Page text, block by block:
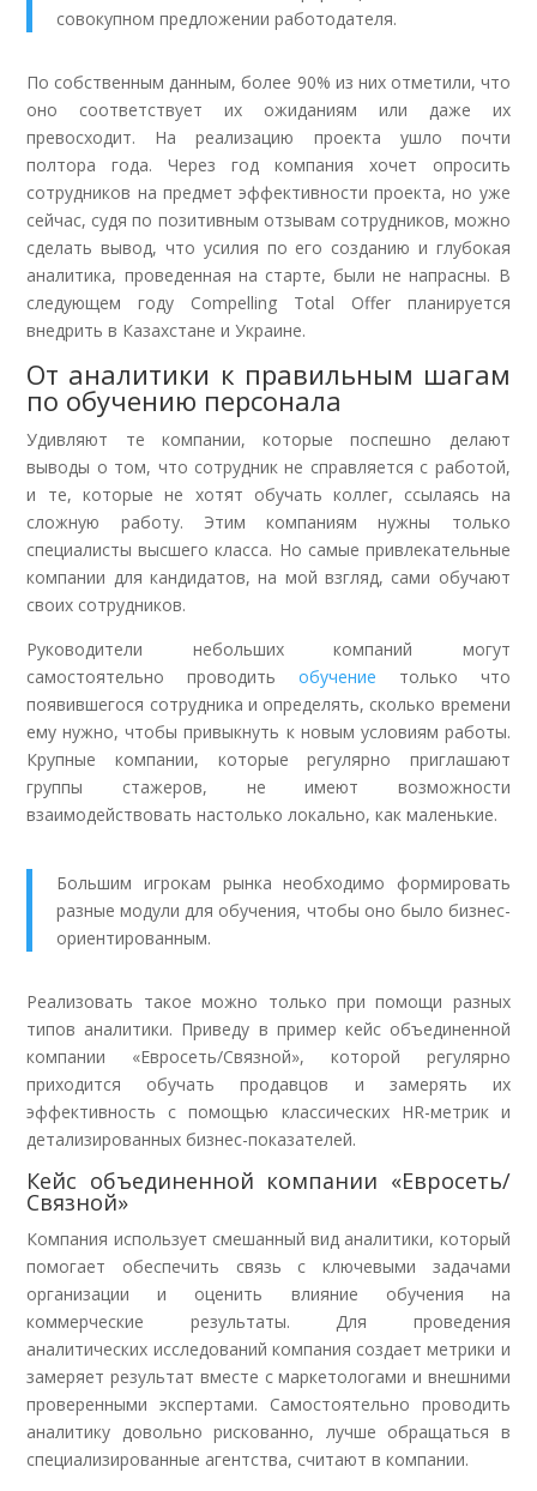
совокупном предложении работодателя.
По собственным данным, более 90% из них отметили, что
оно соответствует их ожиданиям или даже их
превосходит. На реализацию проекта ушло почти
полтора года. Через год компания хочет опросить
сотрудников на предмет эффективности проекта, но уже
сейчас, судя по позитивным отзывам сотрудников, можно
сделать вывод, что усилия по его созданию и глубокая
аналитика, проведенная на старте, были не напрасны. В
следующем году Compelling Total Offer планируется
внедрить в Казахстане и Украине.
От аналитики к правильным шагам
по обучению персонала
Удивляют те компании, которые поспешно делают
выводы о том, что сотрудник не справляется с работой,
и те, которые не хотят обучать коллег, ссылаясь на
сложную работу. Этим компаниям нужны только
специалисты высшего класса. Но самые привлекательные
компании для кандидатов, на мой взгляд, сами обучают
своих сотрудников.
Руководители небольших компаний могут
самостоятельно проводить обучение только что
появившегося сотрудника и определять, сколько времени
ему нужно, чтобы привыкнуть к новым условиям работы.
Крупные компании, которые регулярно приглашают
группы стажеров, не имеют возможности
взаимодействовать настолько локально, как маленькие.
Большим игрокам рынка необходимо формировать
разные модули для обучения, чтобы оно было бизнес-
ориентированным.
Реализовать такое можно только при помощи разных
типов аналитики. Приведу в пример кейс объединенной
компании «Евросеть/Связной», которой регулярно
приходится обучать продавцов и замерять их
эффективность с помощью классических HR-метрик и
детализированных бизнес-показателей.
Кейс объединенной компании «Евросеть/
Связной»
Компания использует смешанный вид аналитики, который
помогает обеспечить связь с ключевыми задачами
организации и оценить влияние обучения на
коммерческие результаты. Для проведения
аналитических исследований компания создает метрики и
замеряет результат вместе с маркетологами и внешними
проверенными экспертами. Самостоятельно проводить
аналитику довольно рискованно, лучше обращаться в
специализированные агентства, считают в компании.